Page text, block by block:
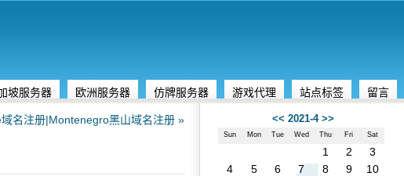
坡服务器 欧洲服务器 仿牌服务器 游戏代理 站点标签 留言
域名注册|Montenegro黑山域名注册 »
<< 2021-4 >>
Sun Mon Tue Wed Thu Fri Sat
1 2
3
4
5 6 7 8 9
10